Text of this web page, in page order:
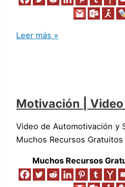
Leer más »
Motivación | Video
Video de Automotivación y
Muchos Recursos
Muchos Recursos